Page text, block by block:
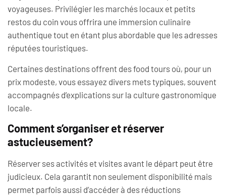
voyageuses. Privilégier les marchés locaux et petits
restos du coin vous offrira une immersion culinaire
authentique tout en étant plus abordable que les adresses
réputées touristiques.
Certaines destinations offrent des food tours où, pour un
prix modeste, vous essayez divers mets typiques, souvent
accompagnés d’explications sur la culture gastronomique
locale.
Comment s’organiser et réserver
astucieusement?
Réserver ses activités et visites avant le départ peut être
judicieux. Cela garantit non seulement disponibilité mais
permet parfois aussi d’accéder à des réductions